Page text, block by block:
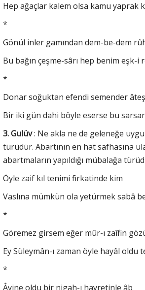
Hep ağaçlar kalem olsa kamu yaprak
*
Gönül inler gamından dem-be-dem
Bu bağın çeşme-sârı hep benim eşk-i
*
Donar soğuktan efendi semender
Bir iki gün dahi böyle eserse bu
3. Gulüv: Ne akla ne de geleneğe
türüdür. Abartının en hat safhasına
abartmaların yapıldığı mübalağa
Öyle zaif kıl tenimi firkatinde kim
Vaslına mümkün ola yetürmek sabâ
*
Göremez girsem eğer mûr-ı zaîfin
Ey Süleymân-ı zaman öyle hayâl oldu
*
Âyine oldu bir nigah-ı hayretinle âb